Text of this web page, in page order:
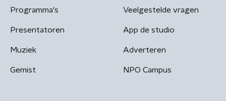
Programma's
Presentatoren
Muziek
Gemist
Veelgestelde vragen
App de studio
Adverteren
NPO Campus